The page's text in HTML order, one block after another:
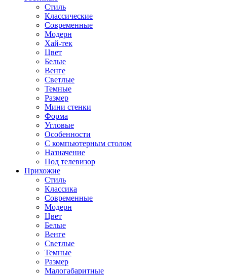
Стиль
Классические
Современные
Модерн
Хай-тек
Цвет
Белые
Венге
Светлые
Темные
Размер
Мини стенки
Форма
Угловые
Особенности
С компьютерным столом
Назначение
Под телевизор
Прихожие
Стиль
Классика
Современные
Модерн
Цвет
Белые
Венге
Светлые
Темные
Размер
Малогабаритные